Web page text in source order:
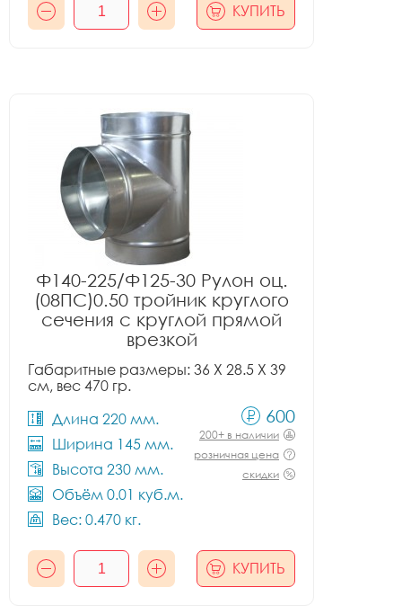
КУПИТЬ
Ф140-225/Ф125-30 Рулон оц.
(08ПС)0.50 тройник круглого
сечения с круглой прямой
врезкой
Габаритные размеры: 36 X 28.5 X 39
см, вес 470 гр.
Длина 220 мм.
Ширина 145 мм.
Высота 230 мм.
Объём 0.01 куб.м.
Вес: 0.470 кг.
600
200+ в наличии
розничная цена
скидки
КУПИТЬ